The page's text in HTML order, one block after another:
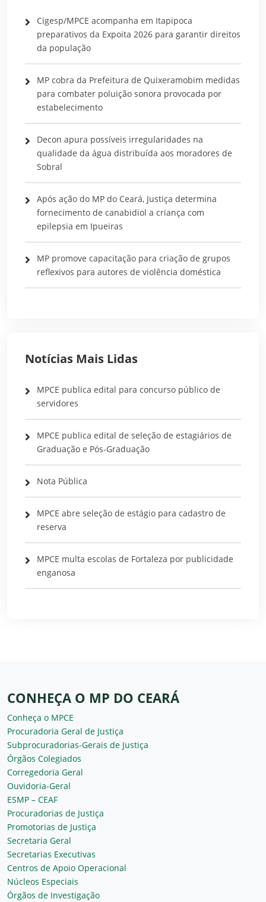
Cigesp/MPCE acompanha em Itapipoca
preparativos da Expoita 2026 para garantir direitos
da população
MP cobra da Prefeitura de Quixeramobim medidas
para combater poluição sonora provocada por
estabelecimento
Decon apura possíveis irregularidades na
qualidade da água distribuída aos moradores de
Sobral
Após ação do MP do Ceará, Justiça determina
fornecimento de canabidiol a criança com
epilepsia em Ipueiras
MP promove capacitação para criação de grupos
reflexivos para autores de violência doméstica
Notícias Mais Lidas
MPCE publica edital para concurso público de
servidores
MPCE publica edital de seleção de estagiários de
Graduação e Pós-Graduação
Nota Pública
MPCE abre seleção de estágio para cadastro de
reserva
MPCE multa escolas de Fortaleza por publicidade
enganosa
CONHEÇA O MP DO CEARÁ
Conheça o MPCE
Procuradoria Geral de Justiça
Subprocuradorias-Gerais de Justiça
Órgãos Colegiados
Corregedoria Geral
Ouvidoria-Geral
ESMP – CEAF
Procuradorias de Justiça
Promotorias de Justiça
Secretaria Geral
Secretarias Executivas
Centros de Apoio Operacional
Núcleos Especiais
Órgãos de Investigação